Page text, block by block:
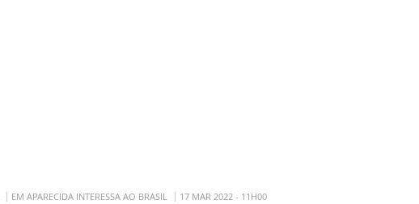
EM APARECIDA INTERESSA AO BRASIL 17 MAR 2022 - 11H00